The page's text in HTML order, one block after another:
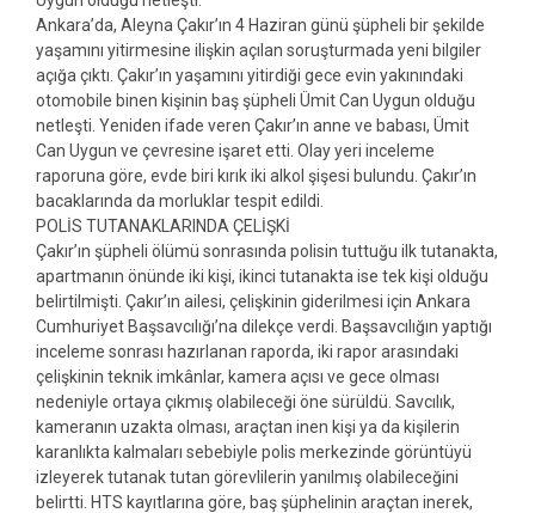
Ankara’da, Aleyna Çakır’ın 4 Haziran günü şüpheli bir şekilde
yaşamını yitirmesine ilişkin açılan soruşturmada yeni bilgiler
açığa çıktı. Çakır’ın yaşamını yitirdiği gece evin yakınındaki
otomobile binen kişinin baş şüpheli Ümit Can Uygun olduğu
netleşti. Yeniden ifade veren Çakır’ın anne ve babası, Ümit
Can Uygun ve çevresine işaret etti. Olay yeri inceleme
raporuna göre, evde biri kırık iki alkol şişesi bulundu. Çakır’ın
bacaklarında da morluklar tespit edildi.
POLİS TUTANAKLARINDA ÇELİŞKİ
Çakır’ın şüpheli ölümü sonrasında polisin tuttuğu ilk tutanakta,
apartmanın önünde iki kişi, ikinci tutanakta ise tek kişi olduğu
belirtilmişti. Çakır’ın ailesi, çelişkinin giderilmesi için Ankara
Cumhuriyet Başsavcılığı’na dilekçe verdi. Başsavcılığın yaptığı
inceleme sonrası hazırlanan raporda, iki rapor arasındaki
çelişkinin teknik imkânlar, kamera açısı ve gece olması
nedeniyle ortaya çıkmış olabileceği öne sürüldü. Savcılık,
kameranın uzakta olması, araçtan inen kişi ya da kişilerin
karanlıkta kalmaları sebebiyle polis merkezinde görüntüyü
izleyerek tutanak tutan görevlilerin yanılmış olabileceğini
belirtti. HTS kayıtlarına göre, baş şüphelinin araçtan inerek,